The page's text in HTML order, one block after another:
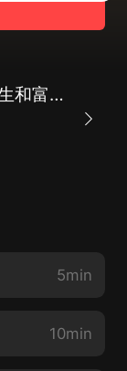
愛的階梯 |多播 |女服務生和富二代公子的愛情糾葛
5min
10min